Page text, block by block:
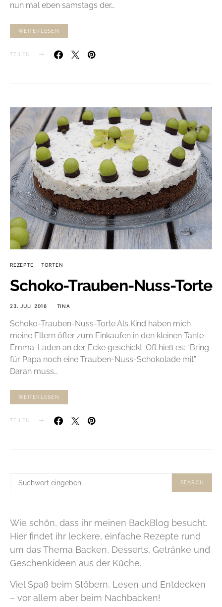
nun mal eben samstags der…
WEITERLESEN
TEILEN
REZEPTE TORTEN
Schoko-Trauben-Nuss-Torte
23. JULI 2016 TINA
Schoko-Trauben-Nuss-Torte Als Kind haben mich
meine Eltern öfter zum Einkaufen in den kleinen Tante-
Emma-Laden an der Ecke geschickt. Oft hieß es: “Bring
für Papa noch eine Trauben-Nuss-Schokolade mit”.
Daran muss…
WEITERLESEN
TEILEN
SUCHE
SEARCH
Wie schön, dass ihr meinen BackBlog besucht.
Hier findet ihr leckere, einfache Rezepte rund
um das Thema Backen, Desserts, Getränke und
Geschenkideen aus der Küche.
Viel Spaß beim Stöbern, Lesen und Entdecken
– vor allem aber beim Nachbacken!